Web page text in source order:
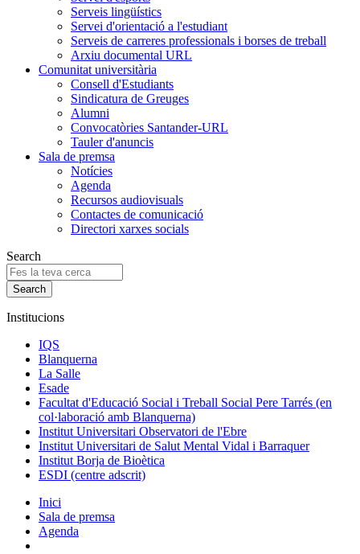
Serveis lingüístics
Servei d'orientació a l'estudiant
Serveis de carreres professionals i borses de treball
Arxiu documental URL
Comunitat universitària
Consell d'Estudiants
Sindicatura de Greuges
Alumni
Convocatòries Santander-URL
Tauler d'anuncis
Sala de premsa
Notícies
Agenda
Recursos audiovisuals
Contactes de comunicació
Directori xarxes socials
Search
Institucions
IQS
Blanquerna
La Salle
Esade
Facultat d'Educació Social i Treball Social Pere Tarrés (en
col·laboració amb Blanquerna)
Institut Universitari Observatori de l'Ebre
Institut Universitari de Salut Mental Vidal i Barraquer
Institut Borja de Bioètica
ESDI (centre adscrit)
Inici
Sala de premsa
Agenda